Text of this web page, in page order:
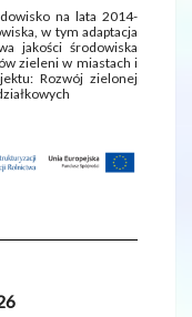
na lata 2014-
w tym adaptacja
jakości środowiska
zieleni w miastach i
Rozwój zielonej